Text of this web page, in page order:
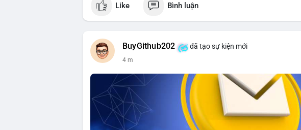
📰 Nguồn: CoinDesk
Like Bình luận
BuyGithub202 đã tạo sự kiện mới
4 m